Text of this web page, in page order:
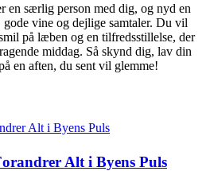
en særlig person med dig, og nyd en
vine og dejlige samtaler. Du vil
på læben og en tilfredsstillelse, der
middag. Så skynd dig, lav din
en aften, du sent vil glemme!
Alt i Byens Puls